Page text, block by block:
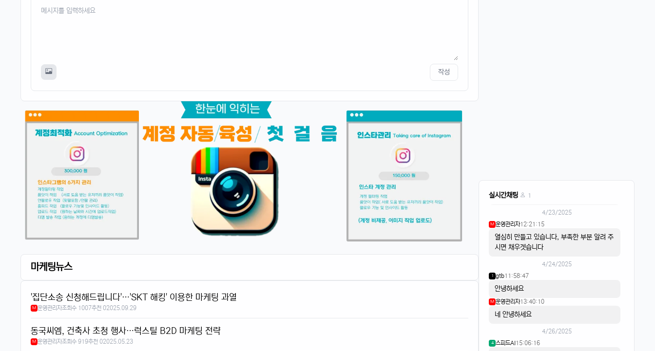
작성
마케팅뉴스
'집단소송 신청해드립니다'…'SKT 해킹' 이용한 마케팅 과열
M 운영관리자조회수 1007추천 02025.09.29
동국씨엠, 건축사 초청 행사…럭스틸 B2D 마케팅 전략
M 운영관리자조회수 919추천 02025.05.23
실시간채팅 1
스피드AI20:15:59
리워드는 스피트AI
4/23/2025
M 운영관리자12:21:15
열심히 만들고 있습니다, 부족한 부분 알려 주
시면 채우겟습니다
4/24/2025
1 gtb11:58:47
안녕하세요
M 운영관리자13:40:10
네 안녕하세요
4/26/2025
4 스피드AI15:06:16